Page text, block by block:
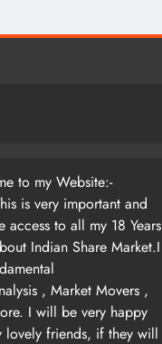
to my Website:-
is very important and
access to all my 18 Years
Indian Share Market.I
, Market Movers ,
I will be very happy
lovely friends, if they will